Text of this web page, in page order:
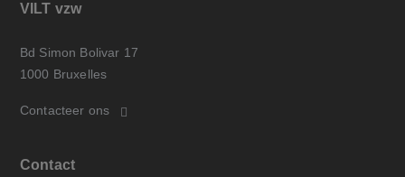
VILT vzw
Bd Simon Bolivar 17
1000 Bruxelles
Contacteer ons
Contact